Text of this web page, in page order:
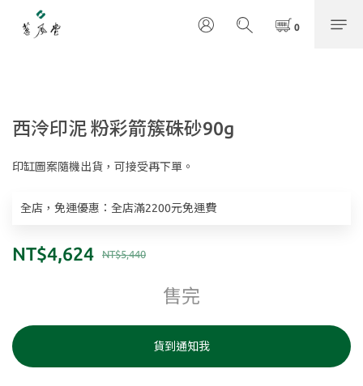
西泠印泥 粉彩箭簇硃砂90g
印缸圖案隨機出貨，可接受再下單。
全店，免運優惠：全店滿2200元免運費
NT$5,440
NT$4,624
售完
貨到通知我